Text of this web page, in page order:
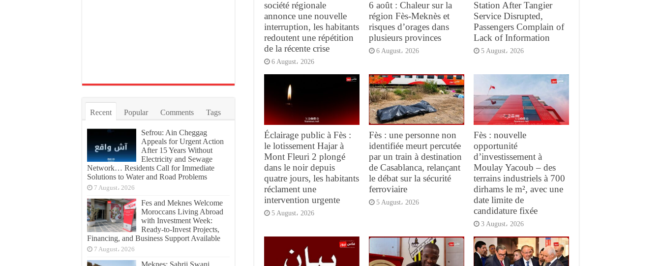
société régionale
annonce une nouvelle
interruption, les habitants
redoutent une répétition
de la récente crise
6 August، 2026
6 août : Chaleur sur la
région Fès-Meknès et
risques d’orages dans
plusieurs provinces
6 August، 2026
Station After Tangier
Service Disrupted,
Passengers Complain of
Lack of Information
5 August، 2026
Éclairage public à Fès :
le lotissement Hajar à
Mont Fleuri 2 plongé
dans le noir depuis
quatre jours, les habitants
réclament une
intervention urgente
5 August، 2026
Fès : une personne non
identifiée meurt percutée
par un train à destination
de Casablanca, relançant
le débat sur la sécurité
ferroviaire
5 August، 2026
Fès : nouvelle
opportunité
d’investissement à
Moulay Yacoub – des
terrains industriels à 700
dirhams le m², avec une
date limite de
candidature fixée
3 August، 2026
Recent Popular Comments Tags
Sefrou: Ain Cheggag
Appeals for Urgent Action
After 15 Years Without
Electricity and Sewage
Network… Residents Call for Immediate
Solutions to Water and Road Problems
7 August، 2026
Fes and Meknes Welcome
Moroccans Living Abroad
with Investment Week:
Ready-to-Invest Projects,
Financing, and Business Support Available
7 August، 2026
Meknes: Sahrij Swani